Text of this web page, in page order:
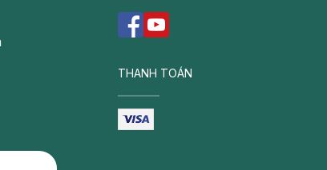
THANH TOÁN